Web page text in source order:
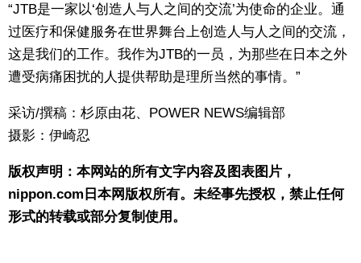
“JTB是一家以‘创造人与人之间的交流’为使命的企业。通
过医疗和保健服务在世界舞台上创造人与人之间的交流，
这是我们的工作。我作为JTB的一员，为那些在日本之外
遭受病痛困扰的人提供帮助是理所当然的事情。”
采访/撰稿：杉原由花、POWER NEWS编辑部
摄影：伊崎忍
版权声明：本网站的所有文字内容及图表图片，
nippon.com日本网版权所有。未经事先授权，禁止任何
形式的转载或部分复制使用。